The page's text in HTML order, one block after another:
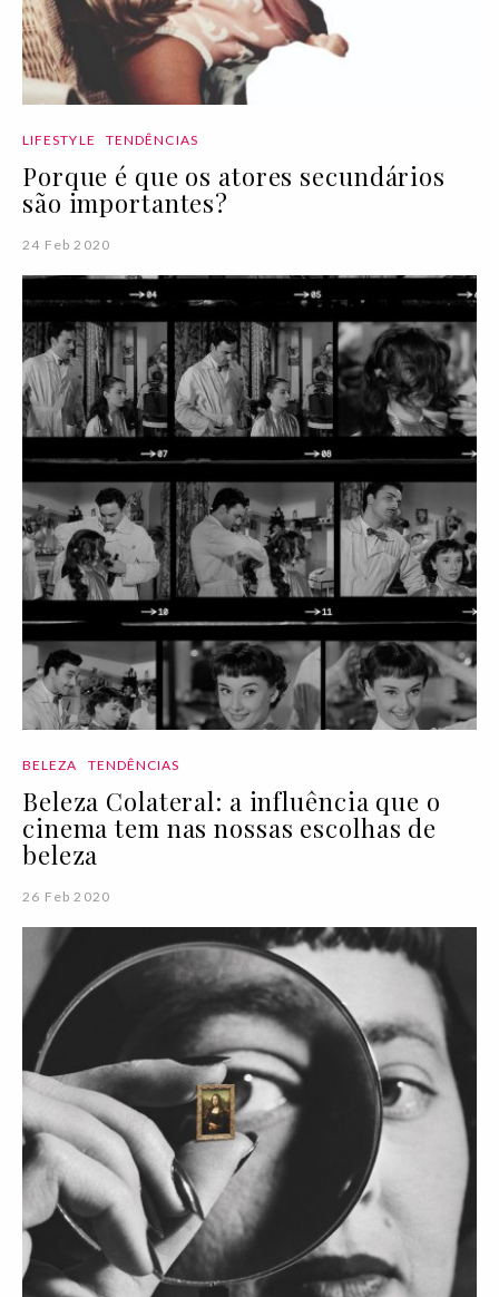
LIFESTYLE TENDÊNCIAS
Porque é que os atores secundários
são importantes?
24 Feb 2020
BELEZA TENDÊNCIAS
Beleza Colateral: a influência que o
cinema tem nas nossas escolhas de
beleza
26 Feb 2020